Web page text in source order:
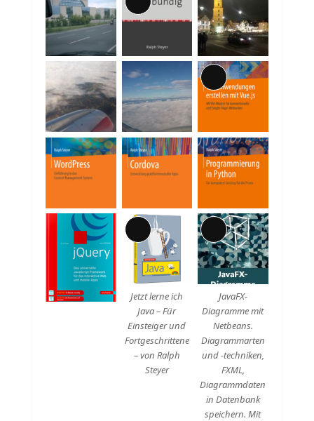
Lange
Beschreibung
Lange
Beschreibung
Lange
Beschreibung
Jetzt lerne ich
Java – Für
Einsteiger und
Fortgeschrittene
– von Ralph
Steyer
Lange
Beschreibung
JavaFX-
Diagramme mit
Netbeans.
Diagrammarten
und -techniken,
FXML,
Diagrammdaten
in Datenbank
speichern. Mit